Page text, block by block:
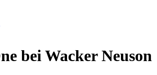
bei Wacker Neuson